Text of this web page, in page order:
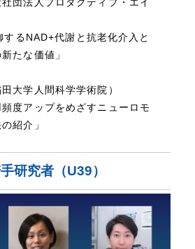
団法人プロダクティブ・エイ
するNAD+代謝と抗老化介入と
たな価値」
田大学人間科学学術院）
頻度アップをめざすニューロモ
紹介」
研究者（U39）